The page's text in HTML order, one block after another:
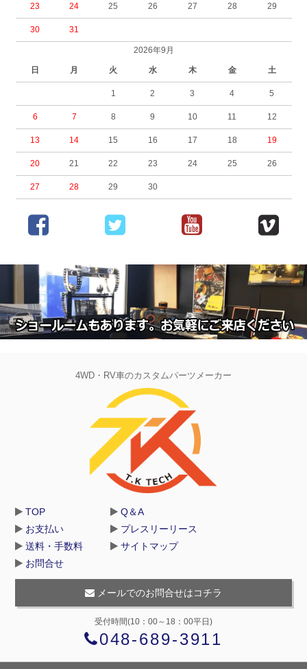
23 24 25 26 27 28 29
30 31
2026年9月
日 月 火 水 木 金 土
1 2 3 4 5
6 7 8 9 10 11 12
13 14 15 16 17 18 19
20 21 22 23 24 25 26
27 28 29 30
4WD・RV車のカスタムパーツメーカー
TOP
お支払い
送料・手数料
お問合せ
Q＆A
プレスリーリース
サイトマップ
メールでのお問合せはコチラ
受付時間(10：00～18：00平日)
048-689-3911